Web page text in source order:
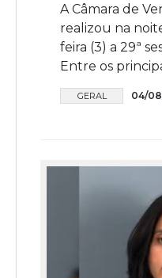
A Câmara de
realizou na
feira (3) a 29ª
Entre os
GERAL 04/